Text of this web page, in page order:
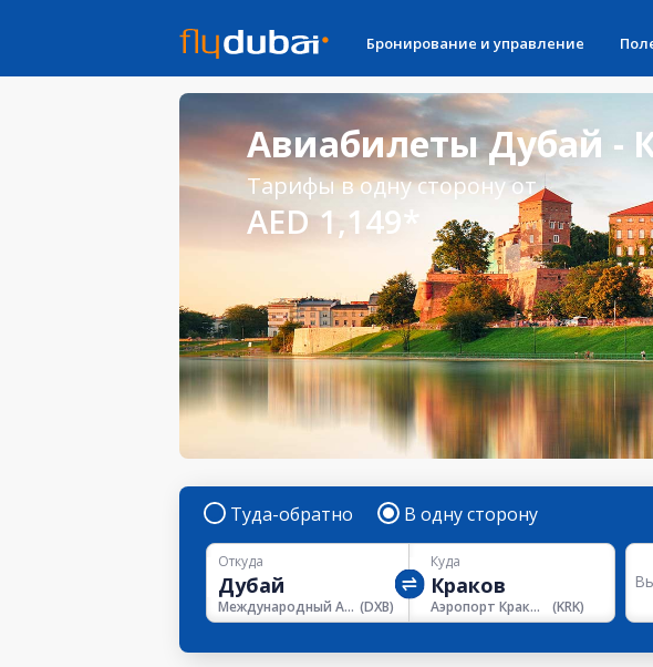
Бронирование и управление
Авиабилеты Дубай -
Тарифы в одну сторону от
AED 1,149*
Туда-обратно В одну сторону
Откуда
Международный Аэропорт Дубая (DXB)
Куда
Аэропорт Кракова (KRK)